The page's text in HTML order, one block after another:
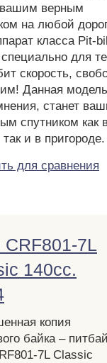
вашим верным
на любой
класса Pit-
для
скорость,
Данная
станет
спутником как
так и в пригороде.
для сравнения
CRF801-7L
140cc.
копия
байка –
7L Classic